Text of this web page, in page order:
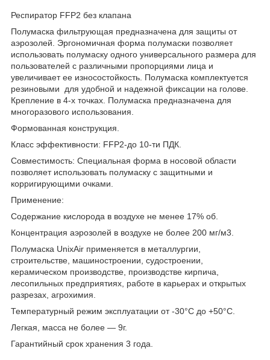
Респиратор FFP2 без клапана
Полумаска фильтрующая предназначена для защиты от
аэрозолей. Эргономичная форма полумаски позволяет
использовать полумаску одного универсального размера для
пользователей с различными пропорциями лица и
увеличивает ее износостойкость. Полумаска комплектуется
резиновыми для удобной и надежной фиксации на голове.
Крепление в 4-х точках. Полумаска предназначена для
многоразового использования.
Формованная конструкция.
Класс эффективности: FFP2-до 10-ти ПДК.
Совместимость: Специальная форма в носовой области
позволяет использовать полумаску с защитными и
корригирующими очками.
Применение:
Содержание кислорода в воздухе не менее 17% об.
Концентрация аэрозолей в воздухе не более 200 мг/м3.
Полумаска UnixAir применяется в металлургии,
строительстве, машиностроении, судостроении,
керамическом производстве, производстве кирпича,
лесопильных предприятиях, работе в карьерах и открытых
разрезах, агрохимия.
Температурный режим эксплуатации от -30°C до +50°C.
Легкая, масса не более — 9г.
Гарантийный срок хранения 3 года.